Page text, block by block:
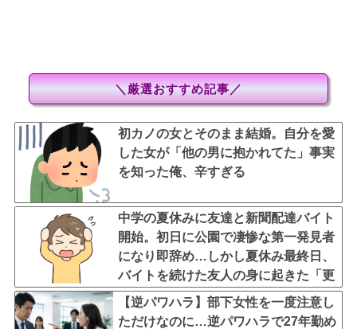
＼厳選おすすめ記事／
初カノの女とそのまま結婚。自分を愛
した女が「他の男に抱かれてた」事実
を知った俺、辛すぎる
中学の夏休みに友達と新聞配達バイト
開始。初日に公園で凄惨な第一発見者
になり即辞め…しかし夏休み最終日、
バイトを続けた友人の身に起きた「更
なる悲劇」←このバイト先、呪われす
ぎだろ
【逆パワハラ】部下女性を一度注意し
ただけなのに…逆パワハラで27年勤め